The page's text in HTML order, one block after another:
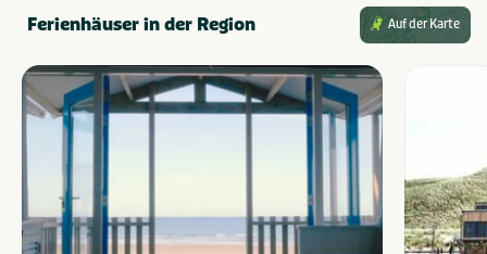
Ferienhäuser in der Region Auf der Karte